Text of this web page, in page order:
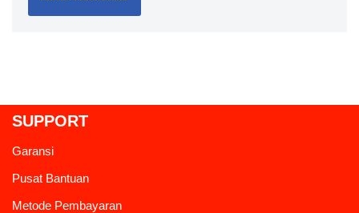
SUPPORT
Garansi
Pusat Bantuan
Metode Pembayaran